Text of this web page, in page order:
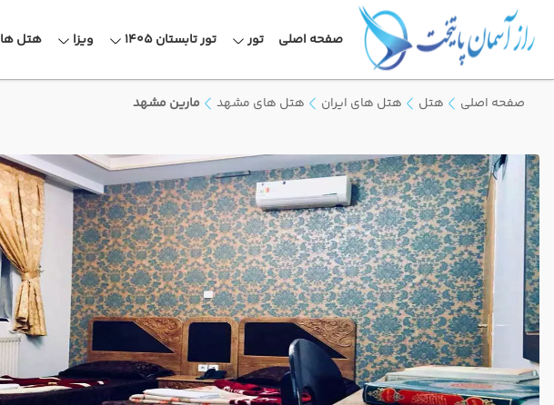
صفحه اصلی تور تور تابستان 1405 ویزا هتل ها
صفحه اصلی هتل هتل های ایران هتل های مشهد مارین مشهد